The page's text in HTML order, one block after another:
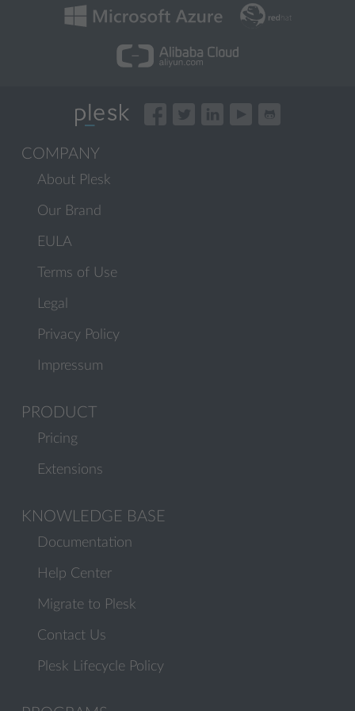
COMPANY
About Plesk
Our Brand
EULA
Terms of Use
Legal
Privacy Policy
Impressum
PRODUCT
Pricing
Extensions
KNOWLEDGE BASE
Documentation
Help Center
Migrate to Plesk
Contact Us
Plesk Lifecycle Policy